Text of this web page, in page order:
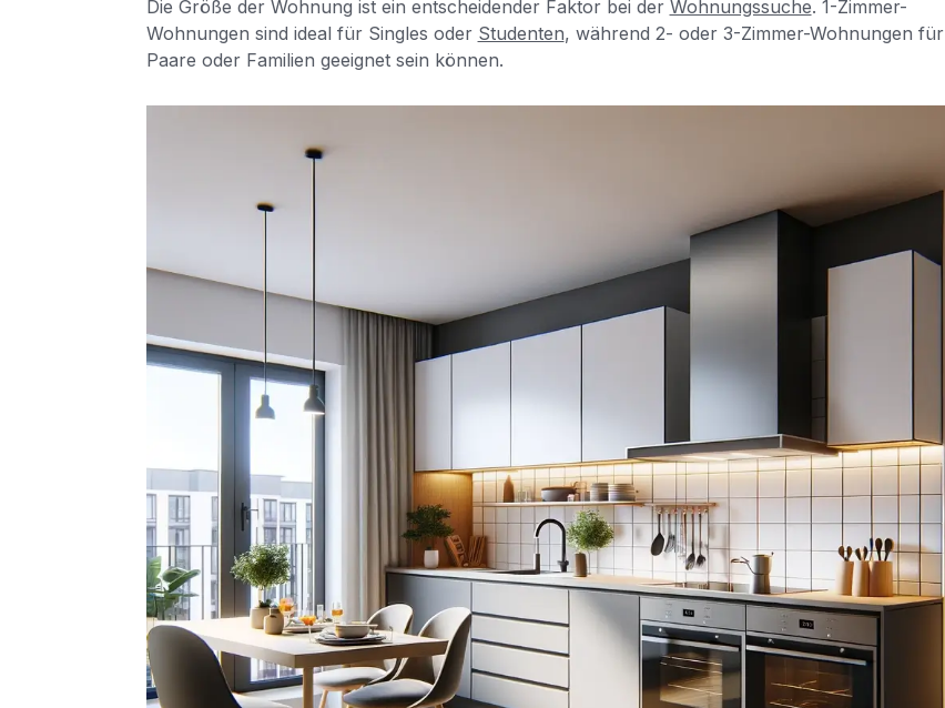
Die Größe der Wohnung ist ein entscheidender Faktor bei der Wohnungssuche. 1-Zimmer-
Wohnungen sind ideal für Singles oder Studenten, während 2- oder 3-Zimmer-Wohnungen für
Paare oder Familien geeignet sein können.